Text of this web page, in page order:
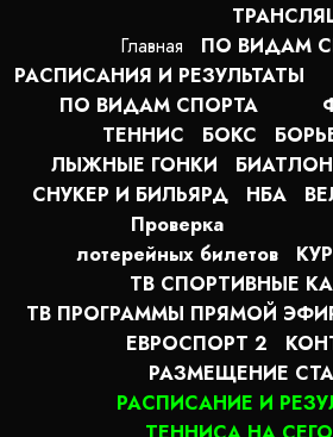
Главная
ПО ВИДАМ
РАСПИСАНИЯ И РЕЗУЛЬТАТЫ
ПО ВИДАМ СПОРТА
ТЕННИС
БОКС
ЛЫЖНЫЕ ГОНКИ
БИАТЛОН
СНУКЕР И БИЛЬЯРД
НБА
Проверка
лотерейных билетов
ТВ СПОРТИВНЫЕ
ТВ ПРОГРАММЫ ПРЯМОЙ
ЕВРОСПОРТ 2
РАЗМЕЩЕНИЕ
РАСПИСАНИЕ И